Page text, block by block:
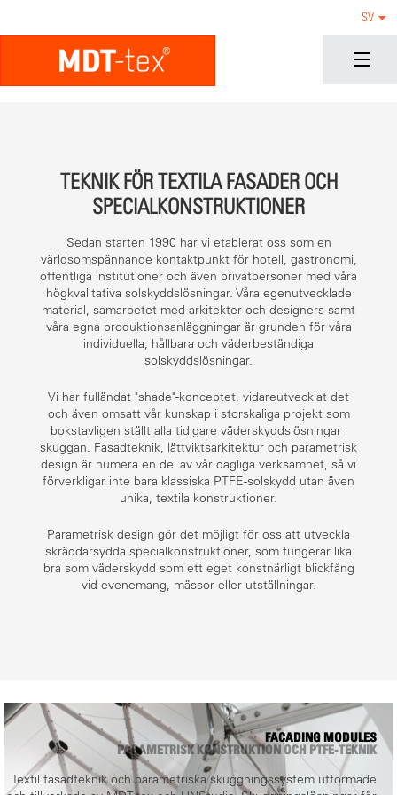
SV
TEKNIK FÖR TEXTILA FASADER OCH
SPECIALKONSTRUKTIONER
Sedan starten 1990 har vi etablerat oss som en
världsomspännande kontaktpunkt för hotell, gastronomi,
offentliga institutioner och även privatpersoner med våra
högkvalitativa solskyddslösningar. Våra egenutvecklade
material, samarbetet med arkitekter och designers samt
våra egna produktionsanläggningar är grunden för våra
individuella, hållbara och väderbeständiga
solskyddslösningar.
Vi har fulländat "shade"-konceptet, vidareutvecklat det
och även omsatt vår kunskap i storskaliga projekt som
bokstavligen ställt alla tidigare väderskyddslösningar i
skuggan. Fasadteknik, lättviktsarkitektur och parametrisk
design är numera en del av vår dagliga verksamhet, så vi
förverkligar inte bara klassiska PTFE-solskydd utan även
unika, textila konstruktioner.
Parametrisk design gör det möjligt för oss att utveckla
skräddarsydda specialkonstruktioner, som fungerar lika
bra som väderskydd som ett eget konstnärligt blickfång
vid evenemang, mässor eller utställningar.
FACADING MODULES
PARAMETRISK KONSTRUKTION OCH PTFE-TEKNIK
Textil fasadteknik och parametriska skuggningssystem utformade